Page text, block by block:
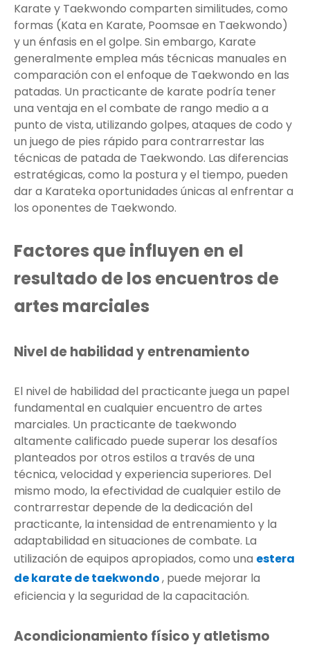
Karate y Taekwondo comparten similitudes, como
formas (Kata en Karate, Poomsae en Taekwondo)
y un énfasis en el golpe. Sin embargo, Karate
generalmente emplea más técnicas manuales en
comparación con el enfoque de Taekwondo en las
patadas. Un practicante de karate podría tener
una ventaja en el combate de rango medio a a
punto de vista, utilizando golpes, ataques de codo y
un juego de pies rápido para contrarrestar las
técnicas de patada de Taekwondo. Las diferencias
estratégicas, como la postura y el tiempo, pueden
dar a Karateka oportunidades únicas al enfrentar a
los oponentes de Taekwondo.
Factores que influyen en el
resultado de los encuentros de
artes marciales
Nivel de habilidad y entrenamiento
El nivel de habilidad del practicante juega un papel
fundamental en cualquier encuentro de artes
marciales. Un practicante de taekwondo
altamente calificado puede superar los desafíos
planteados por otros estilos a través de una
técnica, velocidad y experiencia superiores. Del
mismo modo, la efectividad de cualquier estilo de
contrarrestar depende de la dedicación del
practicante, la intensidad de entrenamiento y la
adaptabilidad en situaciones de combate. La
utilización de equipos apropiados, como una estera
de karate de taekwondo, puede mejorar la
eficiencia y la seguridad de la capacitación.
Acondicionamiento físico y atletismo